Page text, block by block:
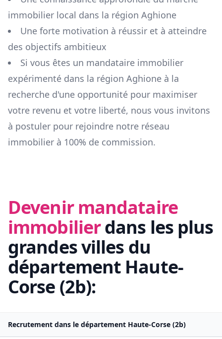
immobilier local dans la région Aghione
Une forte motivation à réussir et à atteindre
des objectifs ambitieux
Si vous êtes un mandataire immobilier
expérimenté dans la région Aghione à la
recherche d'une opportunité pour maximiser
votre revenu et votre liberté, nous vous invitons
à postuler pour rejoindre notre réseau
immobilier à 100% de commission.
Devenir mandataire
immobilierdans les plus
grandes villes du
département Haute-
Corse (2b):
Recrutement dans le département Haute-Corse (2b)